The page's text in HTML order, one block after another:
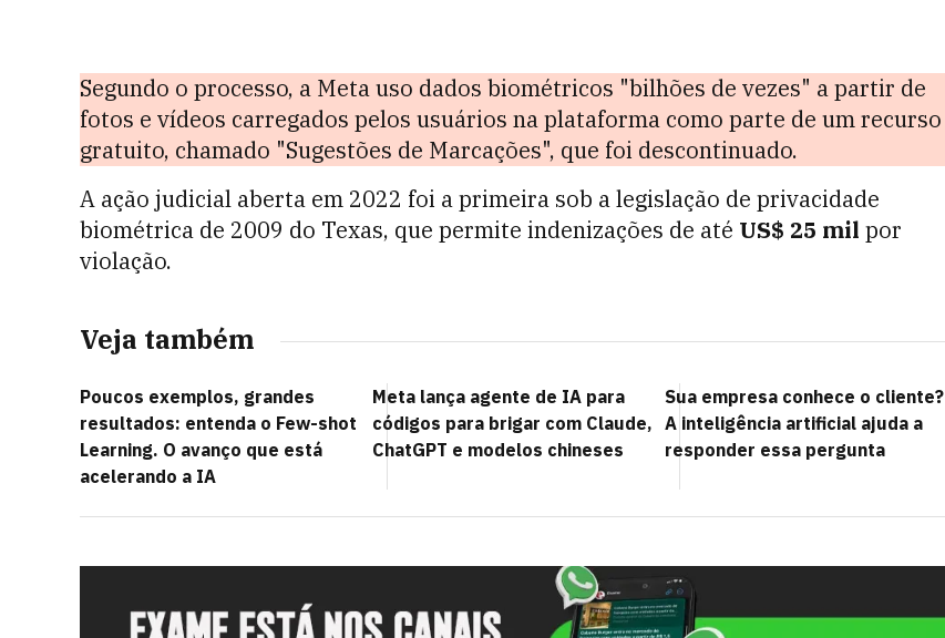
Segundo o processo, a Meta uso dados biométricos "bilhões de vezes" a partir de
fotos e vídeos carregados pelos usuários na plataforma como parte de um recurso
gratuito, chamado "Sugestões de Marcações", que foi descontinuado.
A ação judicial aberta em 2022 foi a primeira sob a legislação de privacidade
biométrica de 2009 do Texas, que permite indenizações de até US$ 25 mil por
violação.
Veja também
Poucos exemplos, grandes
resultados: entenda o Few-shot
Learning. O avanço que está
acelerando a IA
Meta lança agente de IA para
códigos para brigar com Claude,
ChatGPT e modelos chineses
Sua empresa conhece o cliente?
A inteligência artificial ajuda a
responder essa pergunta